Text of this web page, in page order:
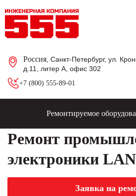
Россия , Санкт-Петербург, ул.
д.11, литер А, офис 302
+7 (800) 555-89-01
Ремонтируемое
Ремонт
электроники
Заявка на